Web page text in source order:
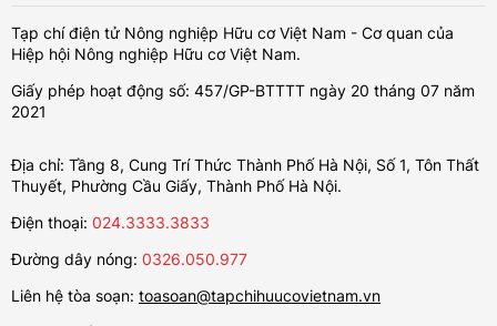
Tạp chí điện tử Nông nghiệp Hữu cơ Việt Nam - Cơ quan của
Hiệp hội Nông nghiệp Hữu cơ Việt Nam.
Giấy phép hoạt động số: 457/GP-BTTTT ngày 20 tháng 07 năm
2021
Địa chỉ: Tầng 8, Cung Trí Thức Thành Phố Hà Nội, Số 1, Tôn Thất
Thuyết, Phường Cầu Giấy, Thành Phố Hà Nội.
Điện thoại: 024.3333.3833
Đường dây nóng: 0326.050.977
Liên hệ tòa soạn: toasoan@tapchihuucovietnam.vn